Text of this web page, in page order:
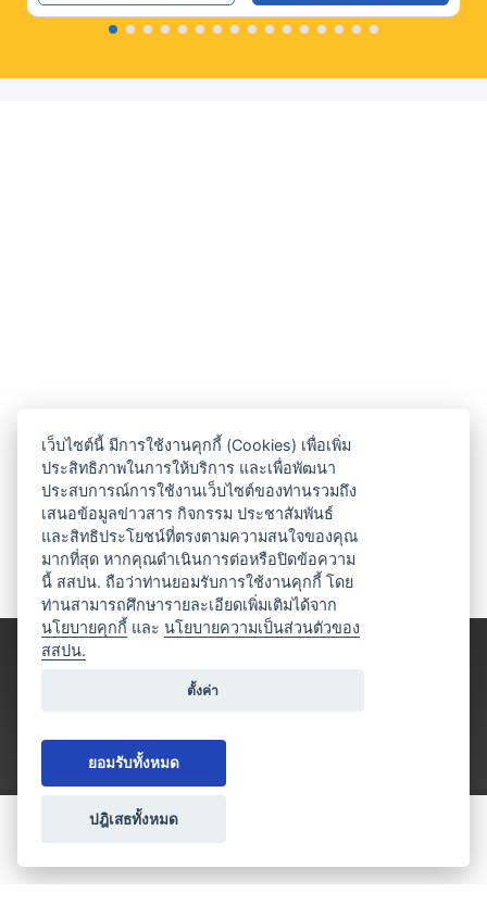
ประเภทธุรกิจไมซ์
เว็บไซต์นี้ มีการใช้งานคุกกี้ (Cookies) เพื่อเพิ่ม
ประสิทธิภาพในการให้บริการ และเพื่อพัฒนา
ประสบการณ์การใช้งานเว็บไซต์ของท่านรวมถึง
เสนอข้อมูลข่าวสาร กิจกรรม ประชาสัมพันธ์
และสิทธิประโยชน์ที่ตรงตามความสนใจของคุณ
มากที่สุด หากคุณดำเนินการต่อหรือปิดข้อความ
นี้ สสปน. ถือว่าท่านยอมรับการใช้งานคุกกี้ โดย
ท่านสามารถศึกษารายละเอียดเพิ่มเติมได้จาก
นโยบายคุกกี้ และนโยบายความเป็นส่วนตัวของ
สสปน.
ตั้งค่า
ยอมรับทั้งหมด
ปฎิเสธทั้งหมด